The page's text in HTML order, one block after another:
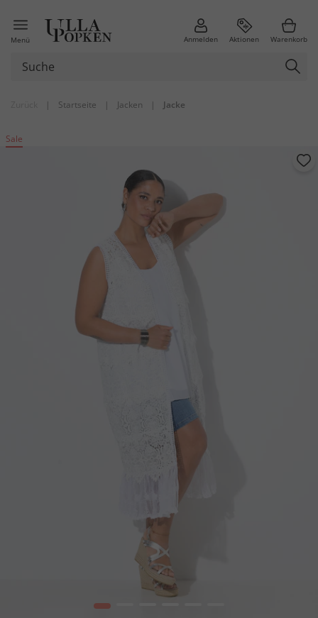
Menü Anmelden Aktionen Warenkorb
| Startseite | Jacken | Jacke
Sale
1